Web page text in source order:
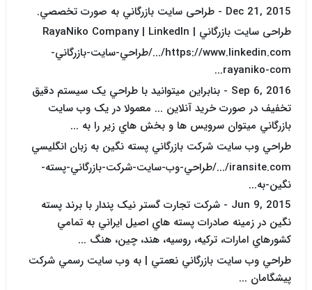
Dec 21, 2015 - طراحی سایت بازرگاني به صورت تخصصي.
طراحی سایت بازرگاني | RayaNiko Company | LinkedIn
https://www.linkedin.com/.../طراحي-سايت-بازرگاني-
rayaniko-com...
Sep 6, 2016 - بنابراين ميتوانيد با طراحي يک سيستم دقيق
تخفيف در صورت خريد آنلاين ... معمولا در يک وب سايت
بازرگاني ميتوان سرويس ها و بخش هاي زير را به ...
طراحي وب سايت شرکت بازرگاني پسته نگين به زبان انگليسي
iransite.com/.../طراحي-وب-سايت-شرکت-بازرگاني-پسته-
نگين-به...
Jun 9, 2015 - شرکت تجارت گستر نيک پندار با برند پسته
نگين در زمينه صادرات پسته هاي اصيل ايراني به تمامي
کشورهاي امارات، ترکيه، روسيه، هند، چين، هنگ ...
طراحي وب سايت بازرگاني نعمتي | به وب سايت رسمي شرکت
پيشگامان ...